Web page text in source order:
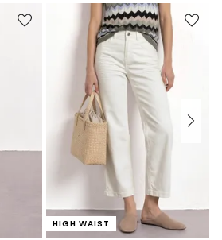
HIGH WAIST